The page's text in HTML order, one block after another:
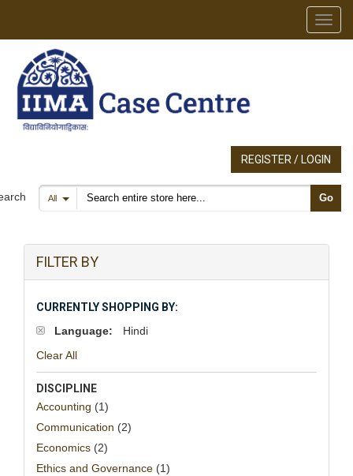
REGISTER / LOGIN
All Search products Go
FILTER BY
CURRENTLY SHOPPING BY:
Language:
Hindi
Clear All
DISCIPLINE
Accounting (1)
Communication (2)
Economics (2)
Ethics and Governance (1)